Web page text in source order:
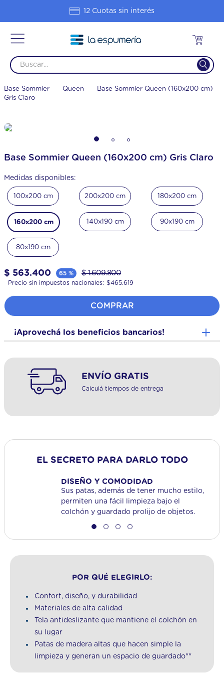
Hasta 20% OFF en 1 pago
Base Sommier Queen
Base Sommier Queen (160x200 cm)
Gris Claro
Base Sommier Queen (160x200 cm) Gris Claro
Medidas disponibles:
100x200 cm 200x200 cm 180x200 cm
160x200 cm 140x190 cm 90x190 cm
80x190 cm
$ 563.400 65 % $ 1.609.800
Precio sin impuestos nacionales: $465.619
COMPRAR
¡Aprovechá los beneficios bancarios!
ENVÍO GRATIS
Calculá tiempos de entrega
EL SECRETO PARA DARLO TODO
DISEÑO Y COMODIDAD
Sus patas, además de tener mucho estilo,
permiten una fácil limpieza bajo el
colchón y guardado prolijo de objetos.
POR QUÉ ELEGIRLO:
Confort, diseño, y durabilidad
Materiales de alta calidad
Tela antideslizante que mantiene el colchón en
su lugar
Patas de madera altas que hacen simple la
limpieza y generan un espacio de guardado""